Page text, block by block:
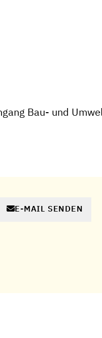
Bau- und
E-MAIL SENDEN